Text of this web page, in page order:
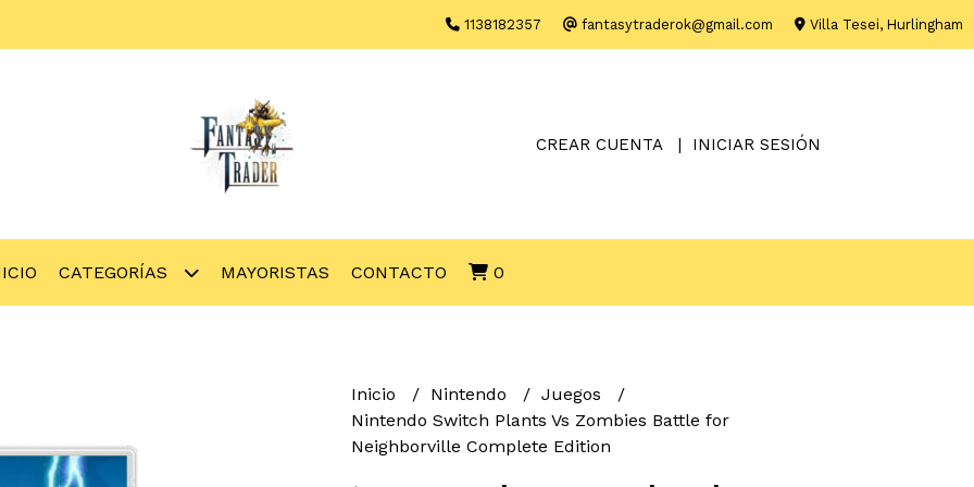
1138182357 fantasytraderok@gmail.com Villa Tesei, Hurlingham
CREAR CUENTA INICIAR SESIÓN
CATEGORÍAS MAYORISTAS CONTACTO 0
Inicio Nintendo
Juegos
Nintendo Switch Plants Vs Zombies Battle for
Neighborville Complete Edition